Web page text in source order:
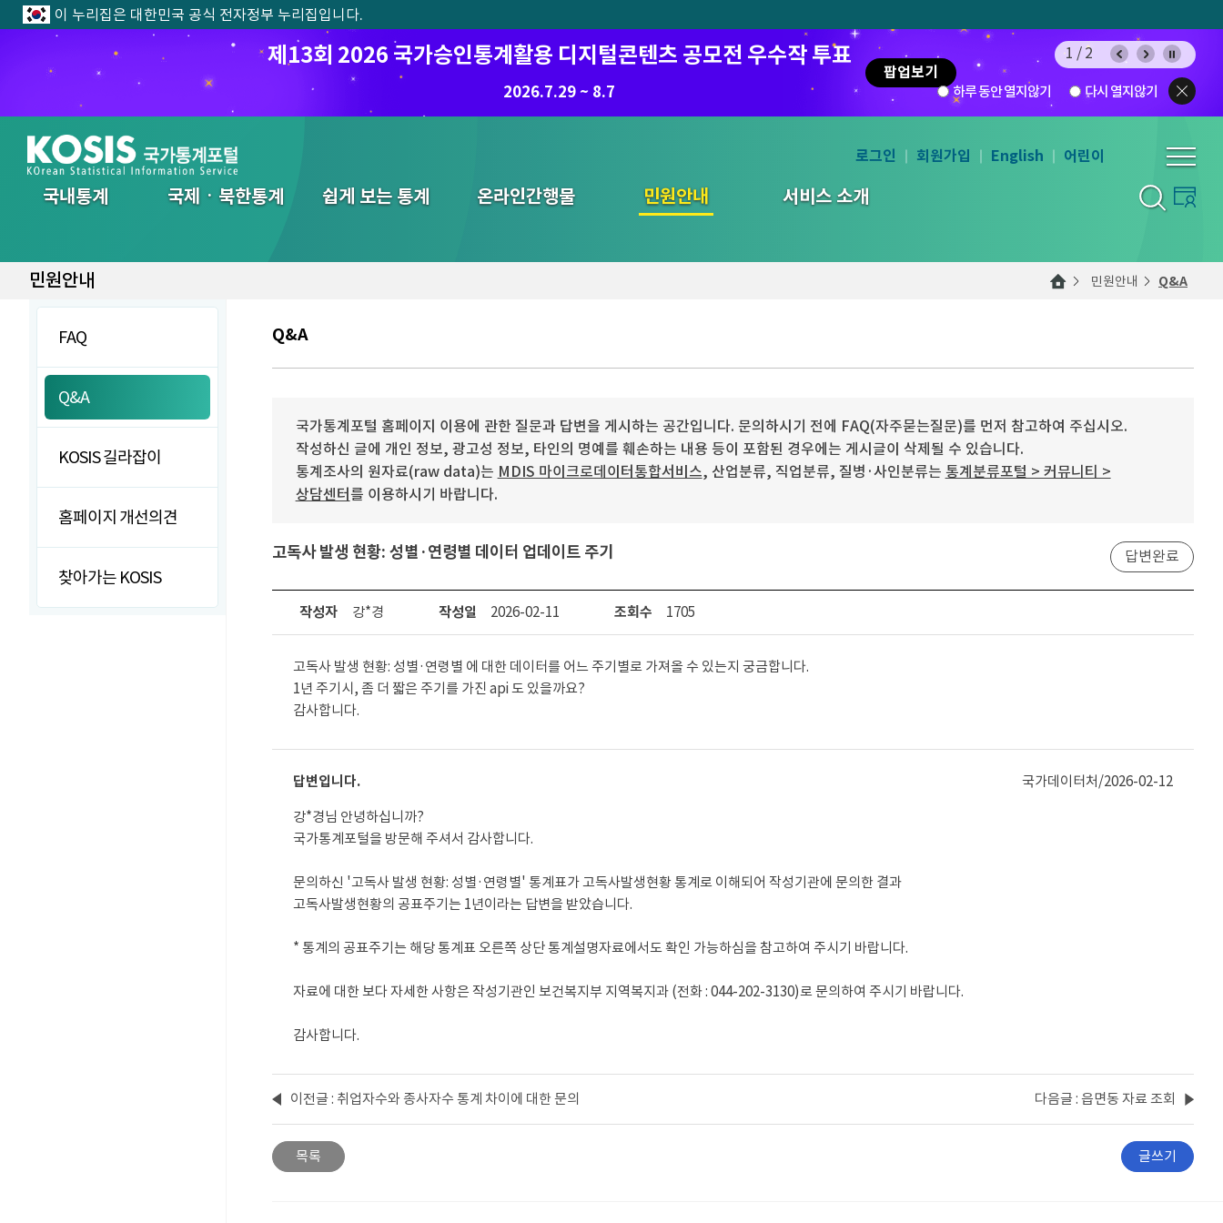
이 누리집은 대한민국 공식 전자정부 누리집입니다.
제13회 2026 국가승인통계활용 디지털콘텐츠 공모전 우수작 투표
2026.7.29 ~ 8.7
팝업보기
8.7.(금) ~ 8.21.(금)
1/2
하루 동안 열지않기 다시 열지않기
국내통계 국제ㆍ북한통계 쉽게 보는 통계 온라인간행물 민원안내 서비스 소개
통합검색
로그인 회원가입 English 어린이
민원안내 민원안내 Q&A
FAQ
Q&A
KOSIS 길라잡이
홈페이지 개선의견
찾아가는 KOSIS
Q&A
국가통계포털 홈페이지 이용에 관한 질문과 답변을 게시하는 공간입니다. 문의하시기 전에 FAQ(자주묻는질문)를 먼저 참고하여 주십시오.
작성하신 글에 개인 정보, 광고성 정보, 타인의 명예를 훼손하는 내용 등이 포함된 경우에는 게시글이 삭제될 수 있습니다.
통계조사의 원자료(raw data)는 MDIS 마이크로데이터통합서비스, 산업분류, 직업분류, 질병·사인분류는 통계분류포털 > 커뮤니티 >
상담센터 를 이용하시기 바랍니다.
고독사 발생 현황: 성별·연령별 데이터 업데이트 주기 답변완료
작성자 강*경 작성일 2026-02-11 조회수 1705
고독사 발생 현황: 성별·연령별 에 대한 데이터를 어느 주기별로 가져올 수 있는지 궁금합니다.
1년 주기시, 좀 더 짧은 주기를 가진 api 도 있을까요?
감사합니다.
답변입니다. 국가데이터처/2026-02-12
강*경님 안녕하십니까?
국가통계포털을 방문해 주셔서 감사합니다.
문의하신 '고독사 발생 현황: 성별·연령별' 통계표가 고독사발생현황 통계로 이해되어 작성기관에 문의한 결과
고독사발생현황의 공표주기는 1년이라는 답변을 받았습니다.
* 통계의 공표주기는 해당 통계표 오른쪽 상단 통계설명자료에서도 확인 가능하심을 참고하여 주시기 바랍니다.
자료에 대한 보다 자세한 사항은 작성기관인 보건복지부 지역복지과 (전화 : 044-202-3130)로 문의하여 주시기 바랍니다.
감사합니다.
이전글 : 취업자수와 종사자수 통계 차이에 대한 문의 다음글 : 읍면동 자료 조회
목록 글쓰기